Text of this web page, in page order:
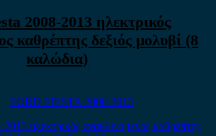
2008-2013 ηλεκτρικός
καθρέπτης δεξιός μολυβί (8
καλώδια)
FORD FIESTA 2008-2013